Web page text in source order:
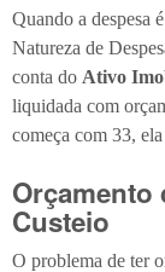
Quando a despesa
Natureza de
conta do Ativo
liquidada com
começa com 33,
Orçamento
Custeio
O problema de ter